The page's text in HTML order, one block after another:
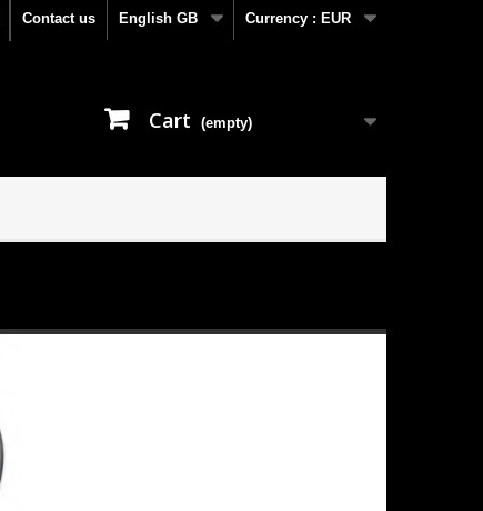
Currency : EUR
English GB
Contact us
Cart (empty)